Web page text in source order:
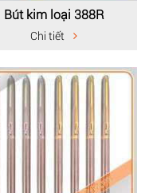
Bút kim loại 388R
Chi tiết